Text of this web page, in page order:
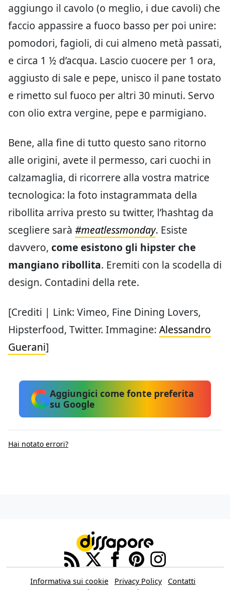
aggiungo il cavolo (o meglio, i due cavoli) che
faccio appassire a fuoco basso per poi unire:
pomodori, fagioli, di cui almeno metà passati,
e circa 1 ½ d’acqua. Lascio cuocere per 1 ora,
aggiusto di sale e pepe, unisco il pane tostato
e rimetto sul fuoco per altri 30 minuti. Servo
con olio extra vergine, pepe e parmigiano.
Bene, alla fine di tutto questo sano ritorno
alle origini, avete il permesso, cari cuochi in
calzamaglia, di ricorrere alla vostra matrice
tecnologica: la foto instagrammata della
ribollita arriva presto su twitter, l’hashtag da
scegliere sarà #meatlessmonday. Esiste
davvero, come esistono gli hipster che
mangiano ribollita. Eremiti con la scodella di
design. Contadini della rete.
[Crediti | Link: Vimeo, Fine Dining Lovers,
Hipsterfood, Twitter. Immagine: Alessandro
Guerani]
Aggiungici come fonte preferita
su Google
Hai notato errori?
Informativa sui cookie Privacy Policy
Contatti